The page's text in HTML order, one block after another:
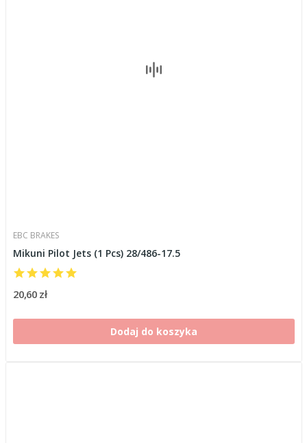
EBC BRAKES
Mikuni Pilot Jets (1 Pcs) 28/486-17.5
20,60 zł
Dodaj do koszyka